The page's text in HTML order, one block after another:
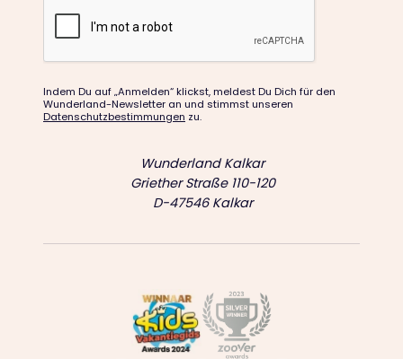
Indem Du auf „Anmelden“ klickst, meldest Du Dich für den
Wunderland-Newsletter an und stimmst unseren
Datenschutzbestimmungen zu.
Wunderland Kalkar
Griether Straße 110-120
D-47546 Kalkar